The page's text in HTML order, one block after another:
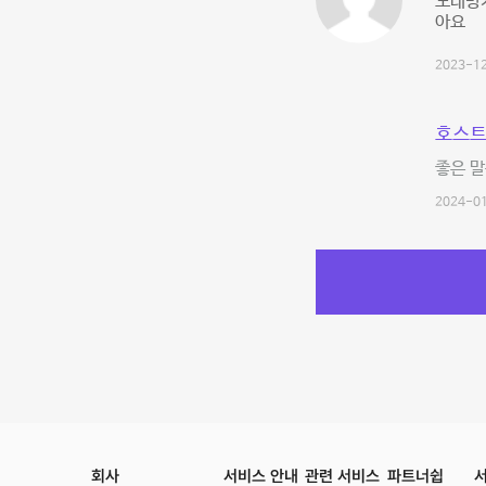
아요
2023-
호스
좋은
2024-
회사 서비스 안내 관련 서비스 파트너쉽